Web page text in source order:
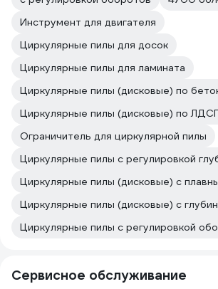
Инструмент для двигателя
Циркулярные пилы для досок
Циркулярные пилы для ламината
Циркулярные пилы (дисковые) по
Циркулярные пилы (дисковые) по
Ограничитель для циркулярной пилы
Циркулярные пилы с регулировкой
Циркулярные пилы (дисковые) с
Циркулярные пилы с регулировкой
Сервисное обслуживание